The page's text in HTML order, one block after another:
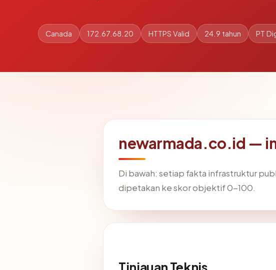
Canada 172.67.68.20 HTTPS Valid 24.9 tahun PT
newarmada.co.id —
Di bawah: setiap fakta infrastruktur
dipetakan ke skor objektif 0-100.
Tinjauan Teknis